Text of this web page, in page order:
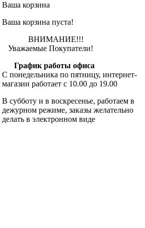
Ваша корзина
Ваша корзина пуста!
ВНИМАНИЕ!!!
Уважаемые Покупатели!
График работы офиса
С понедельника по пятницу, интернет-
магазин работает с 10.00 до 19.00
В субботу и в воскресенье, работаем в
дежурном режиме, заказы желательно
делать в электронном виде